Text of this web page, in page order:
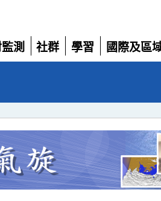
測
社群
展
學習
展
國際及區
展